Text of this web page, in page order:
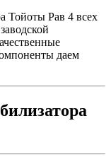
Тойоты Рав 4 всех
даем